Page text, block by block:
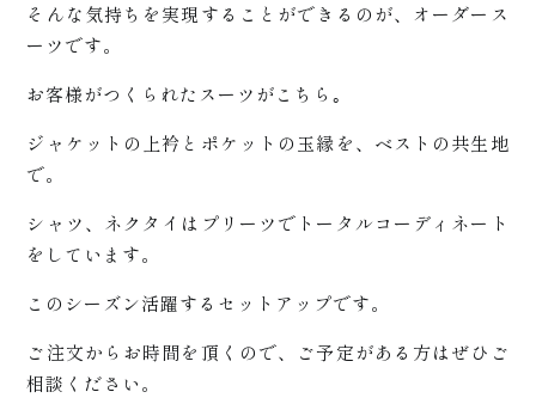
松崎に
ついて +
そんな気持ちを実現することができるのが、オーダース
ーツです。
お客様がつくられたスーツがこちら｡
ジャケットの上衿とポケットの玉縁を、ベストの共生地
で。
シャツ、ネクタイはプリーツでトータルコーディネート
をしています。
このシーズン活躍するセットアップです。
ご注文からお時間を頂くので、ご予定がある方はぜひご
相談ください。